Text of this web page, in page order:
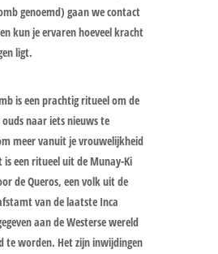
genoemd) gaan we contact
kun je ervaren hoeveel kracht
ligt.
is een prachtig ritueel om de
naar iets nieuws te
meer vanuit je vrouwelijkheid
is een ritueel uit de Munay-Ki
de Queros, een volk uit de
van de laatste Inca
aan de Westerse wereld
te worden. Het zijn inwijdingen